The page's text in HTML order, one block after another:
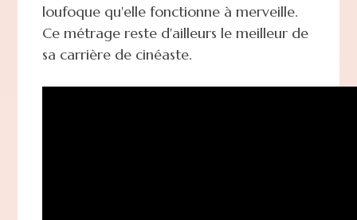
loufoque qu'elle fonctionne à merveille.
Ce métrage reste d'ailleurs le meilleur de
sa carrière de cinéaste.